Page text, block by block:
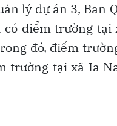
lý dự án 3, Ban
điểm trường tại
đó, điểm
trường tại xã Ia